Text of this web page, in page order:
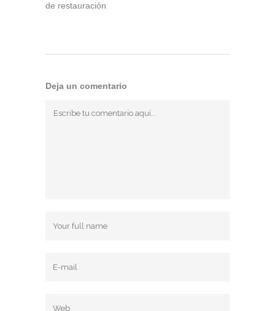
de restauración
Deja un comentario